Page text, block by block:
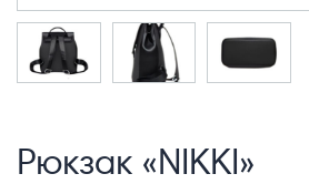
Рюкзаки
Рюкзаки
Рюкзаки на
Рюкзак «NIKKI»